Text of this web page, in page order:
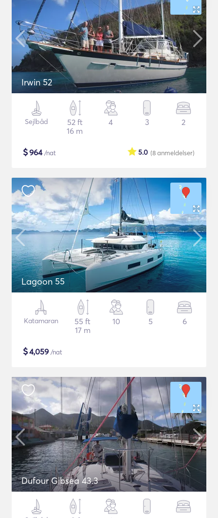
Irwin 52
Sejlbåd
52 ft
16 m
4 3 2
$964/nat (8anmeldelser)
5.0
Lagoon 55
Katamaran
55 ft
17 m
10 5 6
$4,059 /nat
Dufour Gibsea 43.3